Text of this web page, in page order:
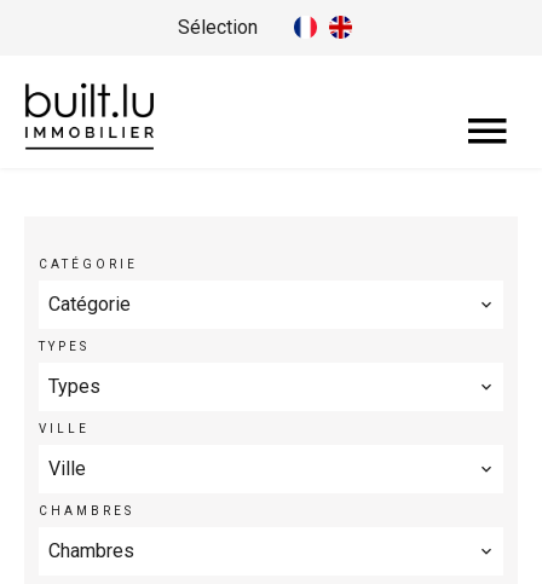
Sélection
CATÉGORIE
Catégorie
TYPES
Types
VILLE
Ville
CHAMBRES
Chambres